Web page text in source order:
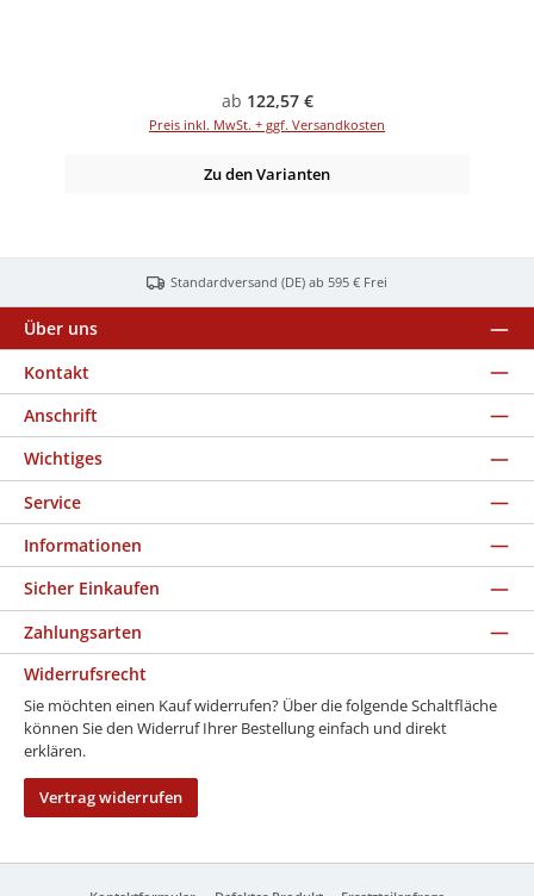
Regulärer Preis:
ab 122,57 €
Preis inkl. MwSt. + ggf. Versandkosten
Zu den Varianten
Standardversand (DE) ab 595 € Frei
Über uns
Kontakt
Anschrift
Wichtiges
Service
Informationen
Sicher Einkaufen
Zahlungsarten
Widerrufsrecht
Sie möchten einen Kauf widerrufen? Über die folgende Schaltfläche
können Sie den Widerruf Ihrer Bestellung einfach und direkt
erklären.
Vertrag widerrufen